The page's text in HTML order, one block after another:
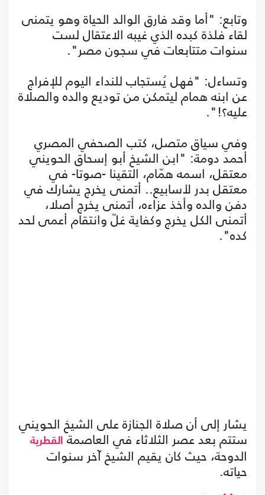
وتابع: "أما وقد فارق الوالد الحياة وهو يتمنى
لقاء فلذة كبده الذي غيبه الاعتقال لست
سنوات متتابعات في سجون مصر".
وتساءل: "فهل يُستجاب للنداء اليوم للإفراج
عن ابنه همام ليتمكن من توديع والده والصلاة
عليه؟!".
وفي سياق متصل، كتب الصحفي المصري
أحمد دومة: "ابن الشيخ أبو إسحاق الحويني
معتقل، اسمه همّام، التقينا -صوتا- في
معتقل بدر لأسابيع.. أتمنى يخرج يشارك في
دفن والده وأخذ عزاءه، أتمنى يخرج أصلا،
أتمنى الكل يخرج وكفاية غلّ وانتقام أعمى لحد
كده".
يشار إلى أن صلاة الجنازة على الشيخ الحويني
ستتم بعد عصر الثلاثاء في العاصمة القطرية
الدوحة، حيث كان يقيم الشيخ آخر سنوات
حياته.